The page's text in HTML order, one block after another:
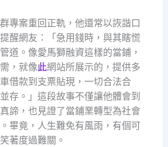
專案重回正軌，他還常以詼諧口
醒網友：「急用錢時，與其瞎慌
道。像愛馬獅融資這樣的當鋪，
，就像此網站所展示的，提供多
借款到支票貼現，一切合法合
存。」這段故事不僅讓他體會到
諦，也見證了當鋪業轉型為社會
畢竟，人生難免有風雨，有個可
著度過難關。